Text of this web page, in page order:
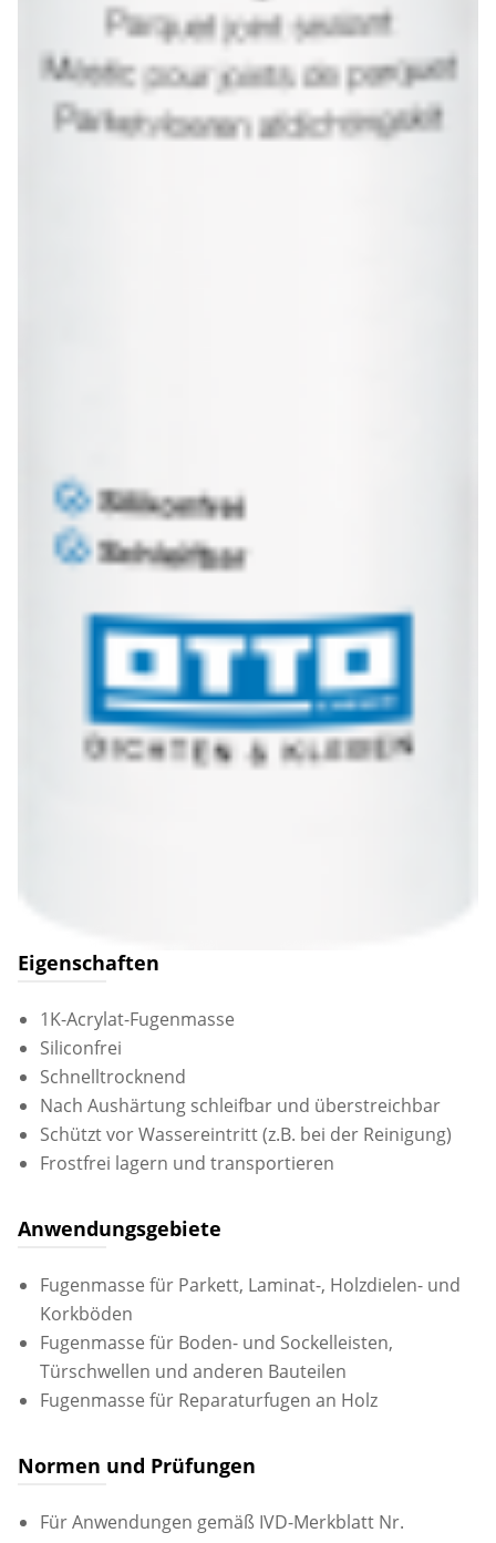
Eigenschaften
1K-Acrylat-Fugenmasse
Siliconfrei
Schnelltrocknend
Nach Aushärtung schleifbar und überstreichbar
Schützt vor Wassereintritt (z.B. bei der Reinigung)
Frostfrei lagern und transportieren
Anwendungsgebiete
Fugenmasse für Parkett, Laminat-, Holzdielen- und
Korkböden
Fugenmasse für Boden- und Sockelleisten,
Türschwellen und anderen Bauteilen
Fugenmasse für Reparaturfugen an Holz
Normen und Prüfungen
Für Anwendungen gemäß IVD-Merkblatt Nr.